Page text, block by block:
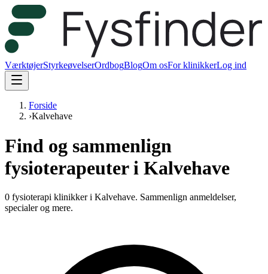
VærktøjerStyrkeøvelserOrdbogBlogOm osFor klinikkerLog ind
Forside
›Kalvehave
Find og sammenlign
fysioterapeuter i Kalvehave
0 fysioterapi klinikker i Kalvehave. Sammenlign anmeldelser,
specialer og mere.